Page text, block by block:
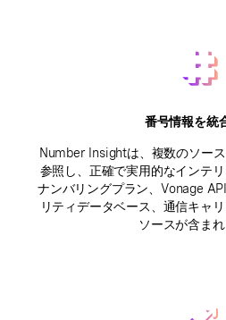
番号情報を統
Number Insightは、複数のソー
参照し、正確で実用的なインテ
ナンバリングプラン、Vonage
リティデータベース、通信キャ
ソースが含まれ